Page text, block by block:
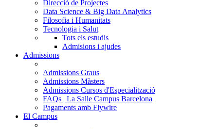
Direcció de Projectes
Data Science & Big Data Analytics
Filosofia i Humanitats
Tecnologia i Salut
Tots els estudis
Admisions i ajudes
Admissions
Admissions Graus
Admissions Màsters
Admissions Cursos d'Especialització
FAQs | La Salle Campus Barcelona
Pagaments amb Flywire
El Campus